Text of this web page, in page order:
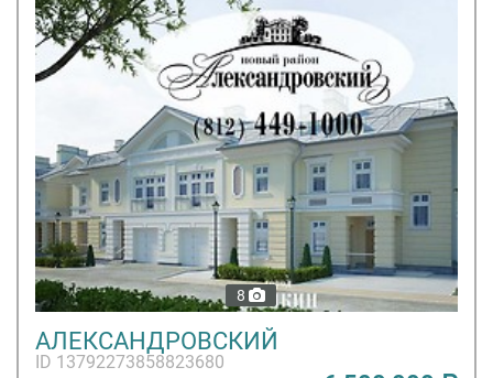
8
АЛЕКСАНДРОВСКИЙ
ID 13792273858823680